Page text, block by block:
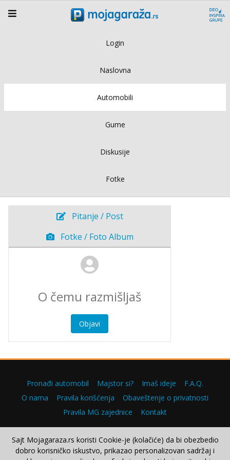
Login
Naslovna
Automobili
Gume
Diskusije
Fotke
Pitanje / Post
Fotke / Foto Album
Objavi
Pronađi automobil Majstor si? Imaš ideje
F.A.Q.
O nama
Pravila korišćenja
Obaveštenje o privatnosti
Pravila MG zajednice
Kontakt
Copyright © 2000–2026.
Sajt Mojagaraza.rs koristi Cookie-je (kolačiće) da bi obezbedio
dobro korisničko iskustvo, prikazao personalizovan sadržaj i